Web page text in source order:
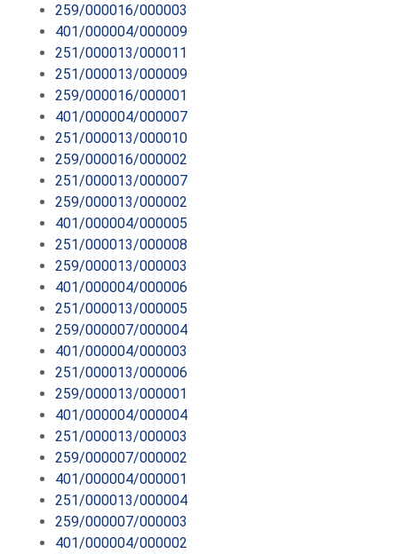
259/000016/000003
401/000004/000009
251/000013/000011
251/000013/000009
259/000016/000001
401/000004/000007
251/000013/000010
259/000016/000002
251/000013/000007
259/000013/000002
401/000004/000005
251/000013/000008
259/000013/000003
401/000004/000006
251/000013/000005
259/000007/000004
401/000004/000003
251/000013/000006
259/000013/000001
401/000004/000004
251/000013/000003
259/000007/000002
401/000004/000001
251/000013/000004
259/000007/000003
401/000004/000002